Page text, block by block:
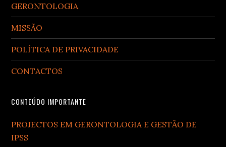
GERONTOLOGIA
MISSÃO
POLÍTICA DE PRIVACIDADE
CONTACTOS
CONTEÚDO IMPORTANTE
PROJECTOS EM GERONTOLOGIA E GESTÃO DE
IPSS